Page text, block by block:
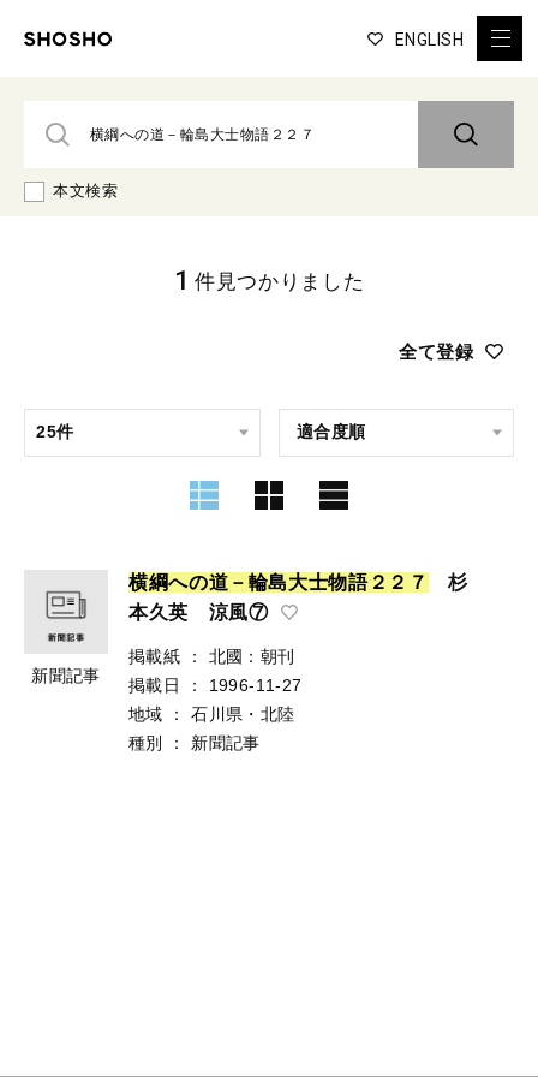
ENGLISH
本文検索
全て登録
1 件見つかりました
新聞記事
横綱への道 － 輪島大士物語２ ２ ７
杉
本久英 涼風⑦
掲載紙 ：
北國：朝刊
掲載日
：
1996-11-27
地域
：
石川県・北陸
種別
： 新聞記事